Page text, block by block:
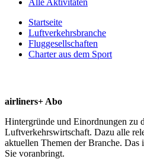
Startseite
Luftverkehrsbranche
Fluggesellschaften
Charter aus dem Sport
airliners+ Abo
Hintergründe und Einordnungen zu
Luftverkehrswirtschaft. Dazu alle
aktuellen Themen der Branche.
Sie voranbringt.